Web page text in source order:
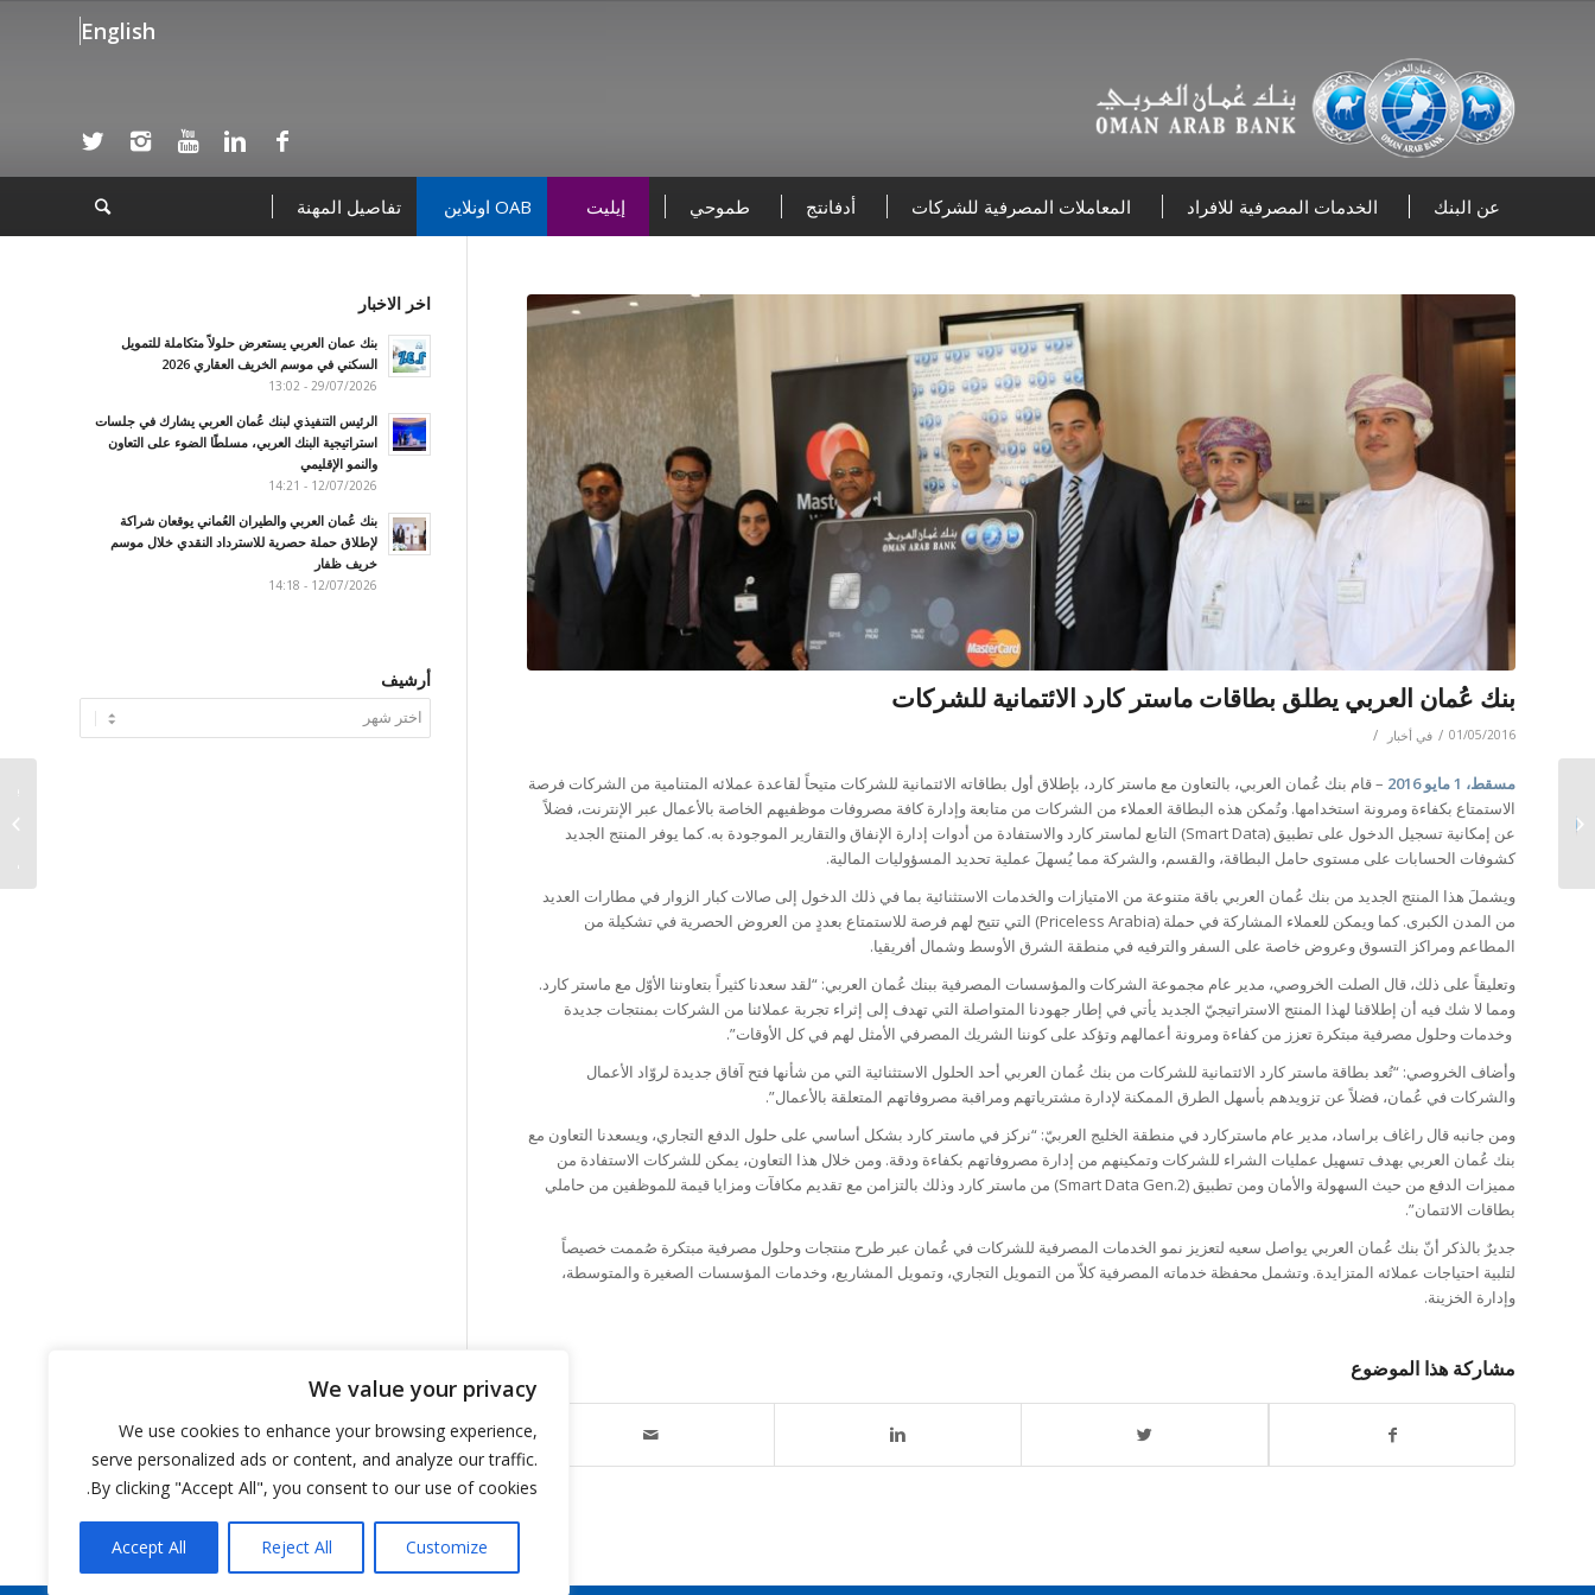
We value your privacy
We use cookies to enhance your browsing experience,
serve personalized ads or content, and analyze our traffic.
By clicking "Accept All", you consent to our use of cookies.
Customize
Reject All
Accept All
English
عن البنك الخدمات المصرفية للافراد المعاملات المصرفية للشركات أدفانتج طموحي إيليت OAB اونلاين تفاصيل المهنة
بنك عُمان العربي يطلق بطاقات ماستر كارد الائتمانية للشركات
01/05/2016
/ في أخبار /
مسقط، 1 مايو 2016
– قام بنك عُمان العربي، بالتعاون مع ماستر كارد، بإطلاق أول بطاقاته الائتمانية للشركات متيحاً لقاعدة عملائه المتنامية من الشركات فرصة
الاستمتاع بكفاءة ومرونة استخدامها. وتُمكن هذه البطاقة العملاء من الشركات من متابعة وإدارة كافة مصروفات موظفيهم الخاصة بالأعمال عبر الإنترنت، فضلاً
عن إمكانية تسجيل الدخول على تطبيق (Smart Data) التابع لماستر كارد والاستفادة من أدوات إدارة الإنفاق والتقارير الموجودة به. كما يوفر المنتج الجديد
كشوفات الحسابات على مستوى حامل البطاقة، والقسم، والشركة مما يُسهلَ عملية تحديد المسؤوليات المالية.
ويشملَ هذا المنتج الجديد من بنك عُمان العربي باقة متنوعة من الامتيازات والخدمات الاستثنائية بما في ذلك الدخول إلى صالات كبار الزوار في مطارات العديد
من المدن الكبرى. كما ويمكن للعملاء المشاركة في حملة (Priceless Arabia) التي تتيح لهم فرصة للاستمتاع بعددٍ من العروض الحصرية في تشكيلة من
المطاعم ومراكز التسوق وعروض خاصة على السفر والترفيه في منطقة الشرق الأوسط وشمال أفريقيا.
وتعليقاً على ذلك، قال الصلت الخروصي، مدير عام مجموعة الشركات والمؤسسات المصرفية ببنك عُمان العربي: “لقد سعدنا كثيراً بتعاوننا الأوّل مع ماستر كارد.
ومما لا شك فيه أن إطلاقنا لهذا المنتج الاستراتيجيّ الجديد يأتي في إطار جهودنا المتواصلة التي تهدف إلى إثراء تجربة عملائنا من الشركات بمنتجات جديدة
وخدمات وحلول مصرفية مبتكرة تعزز من كفاءة ومرونة أعمالهم وتؤكد على كوننا الشريك المصرفي الأمثل لهم في كل الأوقات”.
وأضاف الخروصي: “تُعد بطاقة ماستر كارد الائتمانية للشركات من بنك عُمان العربي أحد الحلول الاستثنائية التي من شأنها فتح آفاق جديدة لروّاد الأعمال
والشركات في عُمان، فضلاً عن تزويدهم بأسهل الطرق الممكنة لإدارة مشترياتهم ومراقبة مصروفاتهم المتعلقة بالأعمال”.
ومن جانبه قال راغاف براساد، مدير عام ماستركارد في منطقة الخليج العربيّ: “نركز في ماستر كارد بشكل أساسي على حلول الدفع التجاري، ويسعدنا التعاون مع
بنك عُمان العربي بهدف تسهيل عمليات الشراء للشركات وتمكينهم من إدارة مصروفاتهم بكفاءة ودقة. ومن خلال هذا التعاون، يمكن للشركات الاستفادة من
مميزات الدفع من حيث السهولة والأمان ومن تطبيق (Smart Data Gen.2) من ماستر كارد وذلك بالتزامن مع تقديم مكافآت ومزايا قيمة للموظفين من حاملي
بطاقات الائتمان”.
جديرٌ بالذكر أنّ بنك عُمان العربي يواصل سعيه لتعزيز نمو الخدمات المصرفية للشركات في عُمان عبر طرح منتجات وحلول مصرفية مبتكرة صُممت خصيصاً
لتلبية احتياجات عملائه المتزايدة. وتشمل محفظة خدماته المصرفية كلاّ من التمويل التجاري، وتمويل المشاريع، وخدمات المؤسسات الصغيرة والمتوسطة،
وإدارة الخزينة.
مشاركة هذا الموضوع
اخر الاخبار
بنك عمان العربي يستعرض حلولاً متكاملة للتمويل
السكني في موسم الخريف العقاري 2026
29/07/2026 - 13:02
الرئيس التنفيذي لبنك عُمان العربي يشارك في جلسات
استراتيجية البنك العربي، مسلطًا الضوء على التعاون
والنمو الإقليمي
12/07/2026 - 14:21
بنك عُمان العربي والطيران العُماني يوقعان شراكة
لإطلاق حملة حصرية للاسترداد النقدي خلال موسم
خريف ظفار
12/07/2026 - 14:18
أرشيف
بنك
احتفالاً بيوم الأرض 2016
وتأكيداً على اهتمامه
بالحفاظ على البيئة بنك
عُمان العرب...